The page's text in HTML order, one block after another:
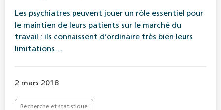
Les psychiatres peuvent jouer un rôle essentiel pour
le maintien de leurs patients sur le marché du
travail : ils connaissent d’ordinaire très bien leurs
limitations…
2 mars 2018
Recherche et statistique